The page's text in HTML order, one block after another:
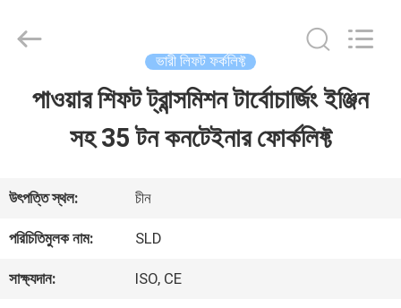
বাড়ি
আমাদের
সম্পর্কে
Development
ভারী লিফট ফর্কলিফ্ট
পাওয়ার শিফট ট্রান্সমিশন টার্বোচার্জিং ইঞ্জিন
সহ 35 টন কনটেইনার ফোর্কলিফ্ট
উৎপত্তি স্থল: চীন
পরিচিতিমুলক নাম: SLD
সাক্ষ্যদান: ISO, CE